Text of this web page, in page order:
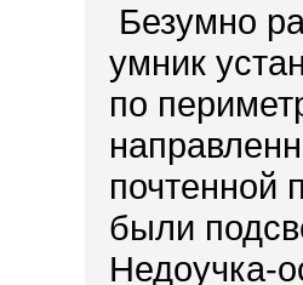
Безумно
умник
по
почтенной
были
Недоучка-